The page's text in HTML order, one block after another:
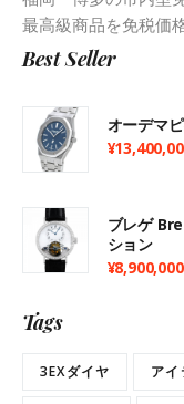
最高級商品を免税価
Best Seller
オーデマ
¥
ブレゲ
ション
¥8,900,000
Tags
3EXダイヤ アイ